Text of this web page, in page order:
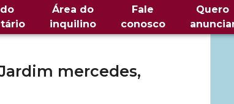
Área do
inquilino
Fale
conosco
Quero
mercedes,